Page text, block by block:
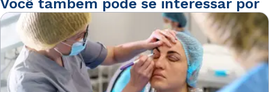
Você também pode se interessar por